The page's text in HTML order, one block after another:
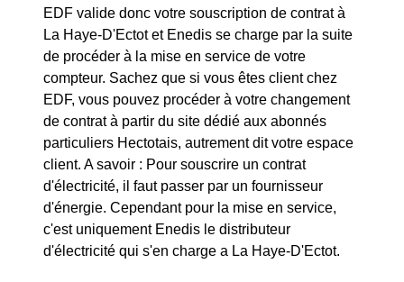
EDF valide donc votre souscription de contrat à
La Haye-D'Ectot et Enedis se charge par la suite
de procéder à la mise en service de votre
compteur. Sachez que si vous êtes client chez
EDF, vous pouvez procéder à votre changement
de contrat à partir du site dédié aux abonnés
particuliers Hectotais, autrement dit votre espace
client. A savoir : Pour souscrire un contrat
d'électricité, il faut passer par un fournisseur
d'énergie. Cependant pour la mise en service,
c'est uniquement Enedis le distributeur
d'électricité qui s'en charge a La Haye-D'Ectot.